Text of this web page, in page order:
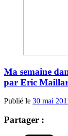
Ma semaine
par Eric
Publié le 30 mai
Partager :